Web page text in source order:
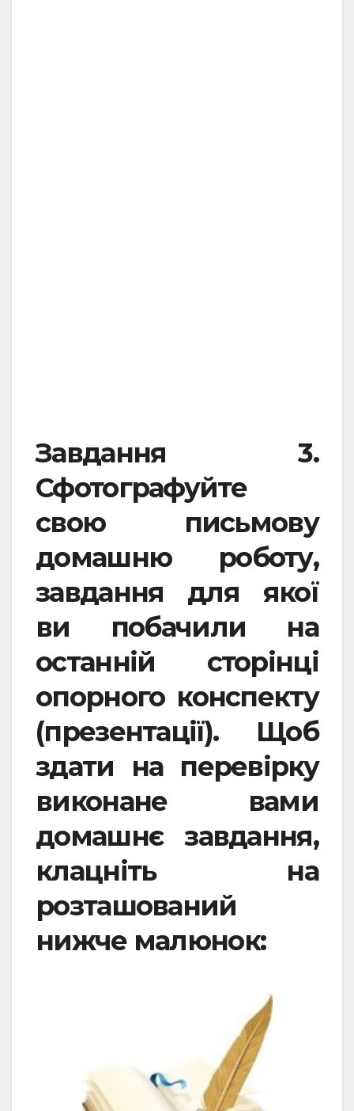
Завдання 3.
Сфотографуйте
свою письмову
домашню роботу,
завдання для якої
ви побачили на
останній сторінці
опорного конспекту
(презентації). Щоб
здати на перевірку
виконане вами
домашнє завдання,
клацніть на
розташований
нижче малюнок: